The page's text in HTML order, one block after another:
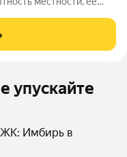
упускайте
ЖК: Имбирь в